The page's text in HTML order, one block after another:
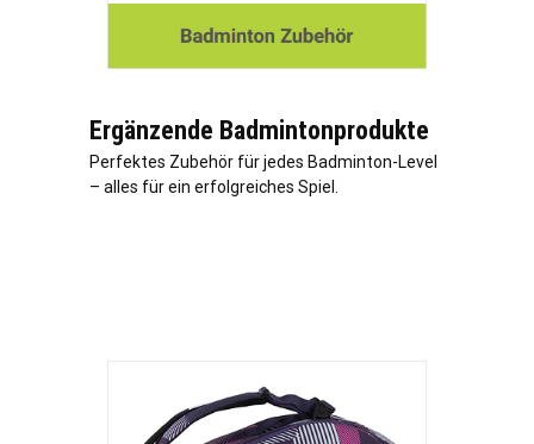
Ergänzende Badmintonprodukte
Perfektes Zubehör für jedes Badminton-Level
– alles für ein erfolgreiches Spiel.